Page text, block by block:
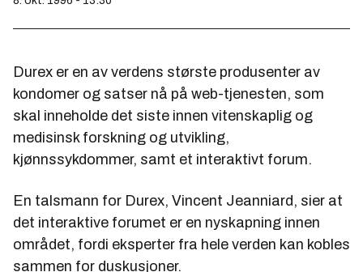
Durex er en av verdens største produsenter av
kondomer og satser nå på web-tjenesten, som
skal inneholde det siste innen vitenskaplig og
medisinsk forskning og utvikling,
kjønnssykdommer, samt et interaktivt forum.
En talsmann for Durex, Vincent Jeanniard, sier at
det interaktive forumet er en nyskapning innen
området, fordi eksperter fra hele verden kan kobles
sammen for duskusjoner.